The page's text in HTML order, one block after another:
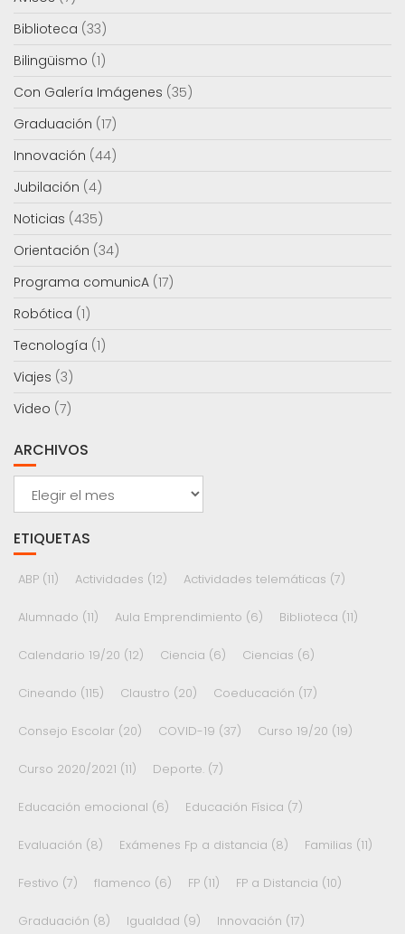
Biblioteca (33)
Bilingüismo (1)
Con Galería Imágenes (35)
Graduación (17)
Innovación (44)
Jubilación (4)
Noticias (435)
Orientación (34)
Programa comunicA (17)
Robótica (1)
Tecnología (1)
Viajes (3)
Video (7)
ARCHIVOS
Archivos
ETIQUETAS
ABP (11) Actividades (12) Actividades telemáticas (7)
Alumnado (11) Aula Emprendimiento (6) Biblioteca (11)
Calendario 19/20 (12) Ciencia (6) Ciencias (6)
Cineando (115) Claustro (20) Coeducación (17)
Consejo Escolar (20) COVID-19 (37) Curso 19/20 (19)
Curso 2020/2021 (11) Deporte. (7)
Educación emocional (6) Educación Física (7)
Evaluación (8) Exámenes Fp a distancia (8) Familias (11)
Festivo (7) flamenco (6) FP (11) FP a Distancia (10)
Graduación (8) Igualdad (9) Innovación (17)